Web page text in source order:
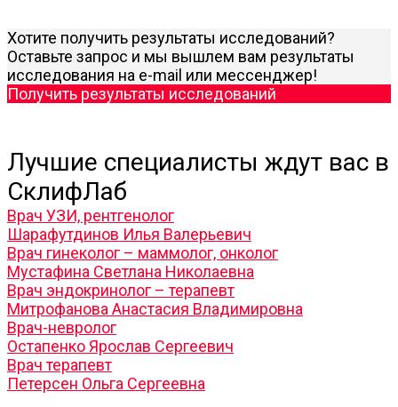
Хотите получить результаты исследований?
Оставьте запрос и мы вышлем вам результаты
исследования на e-mail или мессенджер!
Получить результаты исследований
Лучшие специалисты ждут вас в
СклифЛаб
Врач УЗИ, рентгенолог
Шарафутдинов Илья Валерьевич
Врач гинеколог – маммолог, онколог
Мустафина Светлана Николаевна
Врач эндокринолог – терапевт
Митрофанова Анастасия Владимировна
Врач-невролог
Остапенко Ярослав Сергеевич
Врач терапевт
Петерсен Ольга Сергеевна